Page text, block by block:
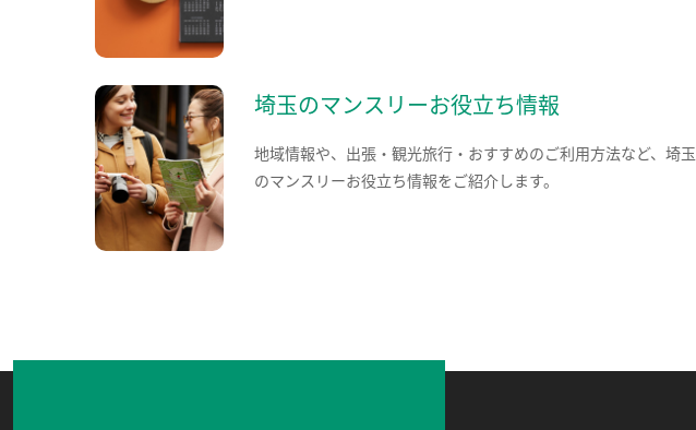
埼玉のマンスリーお役立ち情報
地域情報や、出張・観光旅行・おすすめのご利用方法など、埼玉
のマンスリーお役立ち情報をご紹介します。